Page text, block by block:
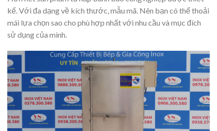
kế. Với đa dạng về kích thước, mẫu mã. Nên bạn có thể thoải
mái lựa chọn sao cho phù hợp nhất với nhu cầu và mục đích
sử dụng của mình.